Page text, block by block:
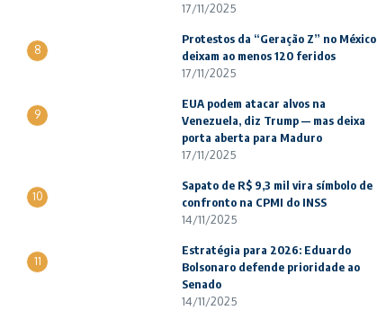
17/11/2025
8
Protestos da “Geração Z” no México
deixam ao menos 120 feridos
17/11/2025
9
EUA podem atacar alvos na
Venezuela, diz Trump — mas deixa
porta aberta para Maduro
17/11/2025
10
Sapato de R$ 9,3 mil vira símbolo de
confronto na CPMI do INSS
14/11/2025
11
Estratégia para 2026: Eduardo
Bolsonaro defende prioridade ao
Senado
14/11/2025